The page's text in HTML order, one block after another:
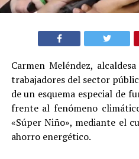
Carmen Meléndez,
trabajadores del sector
de un esquema especial de
frente al fenómeno
«Súper Niño», mediante el
ahorro energético.